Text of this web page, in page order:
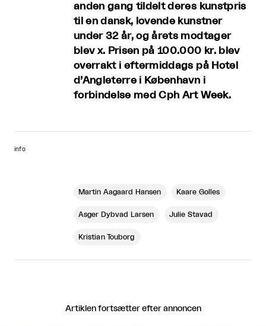
anden gang tildelt deres kunstpris
til en dansk, lovende kunstner
under 32 år, og årets modtager
blev x. Prisen på 100.000 kr. blev
overrakt i eftermiddags på Hotel
d’Angleterre i København i
forbindelse med Cph Art Week.
info
Martin Aagaard Hansen Kaare Golles
Asger Dybvad Larsen Julie Stavad
Kristian Touborg
Artiklen fortsætter efter annoncen